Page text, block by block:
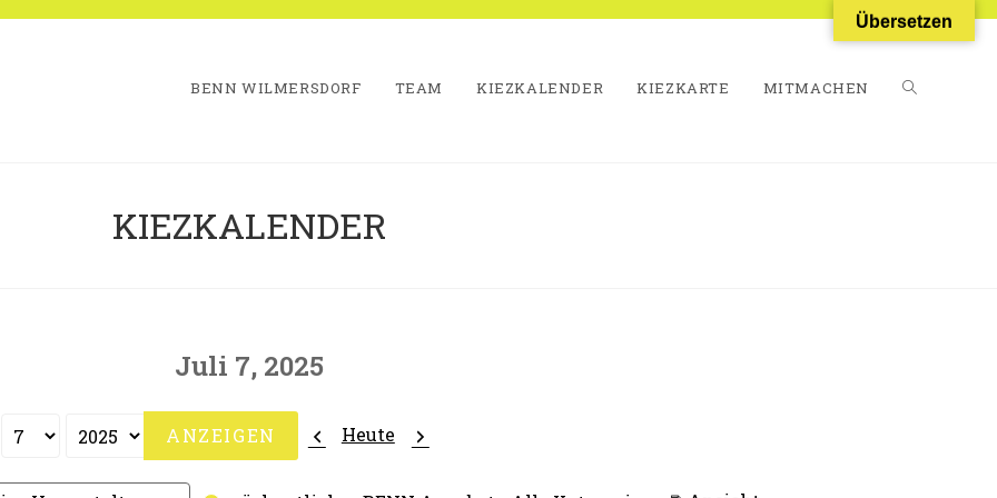
BENN WILMERSDORF TEAM KIEZKALENDER KIEZKARTE MITMACHEN WEBSITE-
KIEZKALENDER
Juli 7, 2025
Zurück
Heute Weiter
Übersetzen